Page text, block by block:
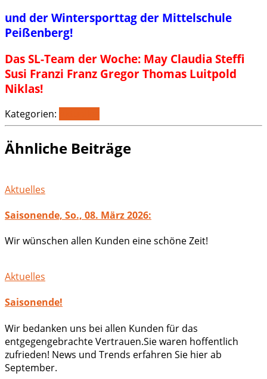
und der Wintersporttag der Mittelschule
Peißenberg!
Das SL-Team der Woche: May Claudia Steffi
Susi Franzi Franz Gregor Thomas Luitpold
Niklas!
Kategorien:
Ähnliche Beiträge
Aktuelles
Saisonende, So., 08. März 2026:
Wir wünschen allen Kunden eine schöne Zeit!
Aktuelles
Saisonende!
Wir bedanken uns bei allen Kunden für das
entgegengebrachte Vertrauen.Sie waren hoffentlich
zufrieden! News und Trends erfahren Sie hier ab
September.